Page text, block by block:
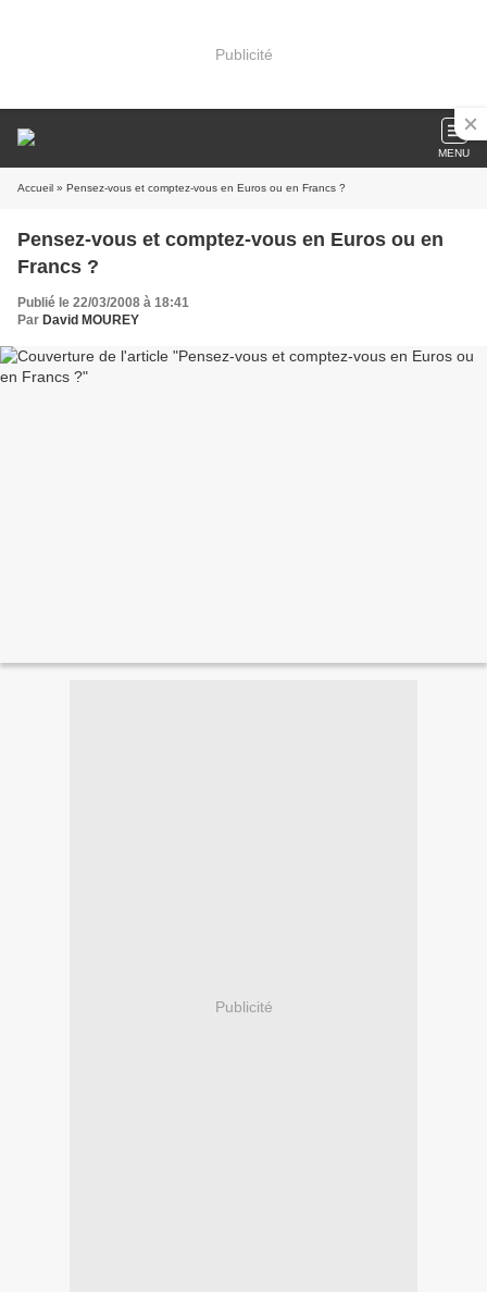
Publicité
MENU
Accueil » Pensez-vous et comptez-vous en Euros ou en Francs ?
Pensez-vous et comptez-vous en Euros ou en
Francs ?
Publié le 22/03/2008 à 18:41
Par David MOUREY
Publicité